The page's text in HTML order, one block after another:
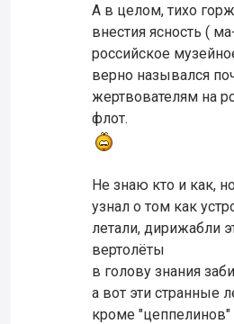
А в целом, тихо
внестия ясность (
российское
верно назывался
жертвователям на
флот.
Не знаю кто и как,
узнал о том как
летали, дирижабли
вертолёты
в голову знания
а вот эти странные
кроме